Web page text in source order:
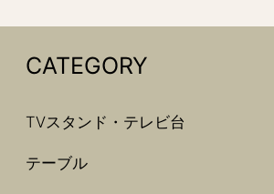
CATEGORY
TVスタンド・テレビ台
テーブル